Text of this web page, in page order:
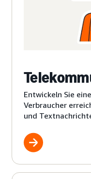
Entwickeln Sie
Verbraucher
und